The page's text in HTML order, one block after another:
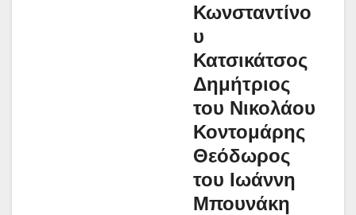
Κωνσταντίνο
υ
Κατσικάτσος
Δημήτριος
του Νικολάου
Κοντομάρης
Θεόδωρος
του Ιωάννη
Μπουνάκη